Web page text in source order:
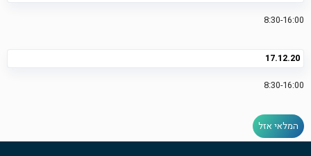
8:30-16:00
17.12.20
8:30-16:00
המלאי אזל